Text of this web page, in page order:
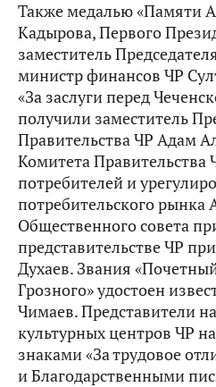
Также медалью «Памяти
Кадырова, Первого
заместитель
министр финансов ЧР
«За заслуги перед
получили заместитель
Правительства ЧР Адам
Комитета Правительства
потребителей и
потребительского рынка
Общественного совета
представительстве ЧР
Духаев. Звания
Грозного» удостоен
Чимаев. Представители
культурных центров ЧР
знаками «За трудовое
и Благодарственными